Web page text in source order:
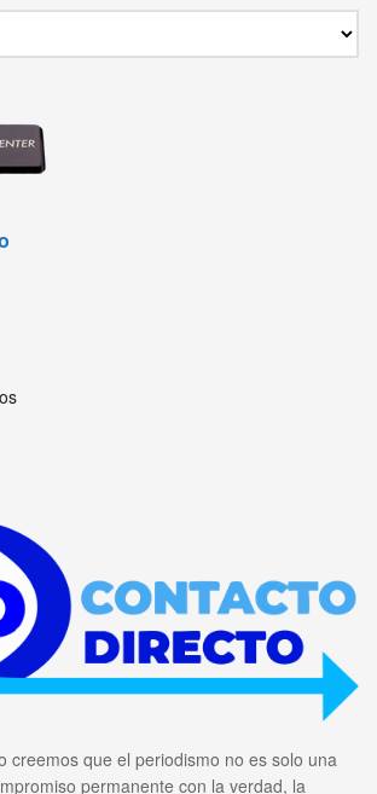
creemos que el periodismo no es solo una
permanente con la verdad, la